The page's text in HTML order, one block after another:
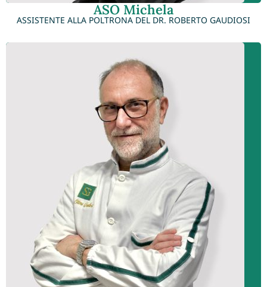
ASO Michela
ASSISTENTE ALLA POLTRONA DEL DR. ROBERTO GAUDIOSI